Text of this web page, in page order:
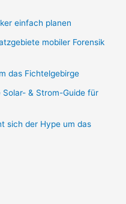
einfach planen
mobiler Forensik
das Fichtelgebirge
& Strom-Guide für
sich der Hype um das